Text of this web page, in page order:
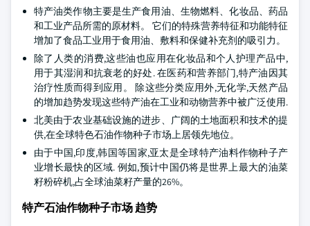
特产油类作物主要是生产食用油、生物燃料、化妆品、药品
和工业产品所需的原材料。 它们的特殊营养特征和功能特征
增加了食品工业用于食用油、敷料和保健补充剂的吸引力。
除了人类的消费,这些油也应用在化妆品和个人护理产品中,
用于其湿润和抗衰老的好处. 在医药和营养部门,特产油因其
治疗性质而得到应用。 除这些分类应用外,无化学,天然产品
的增加趋势发现这些特产油在工业和动物营养中被广泛使用.
北美由于农业基础设施的进步、广阔的土地面积和技术的提
供,在全球特色石油作物种子市场上居领先地位。
由于中国,印度,韩国等国家,亚太是全球特产油料作物种子产
业增长最快的区域. 例如,预计中国仍将是世界上最大的油菜
籽粉碎机,占全球油菜籽产量的26%。
特产石油作物种子市场 趋势